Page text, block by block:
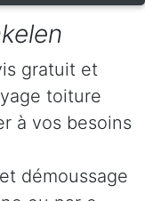
gratuit et
toiture
à vos besoins
démoussage